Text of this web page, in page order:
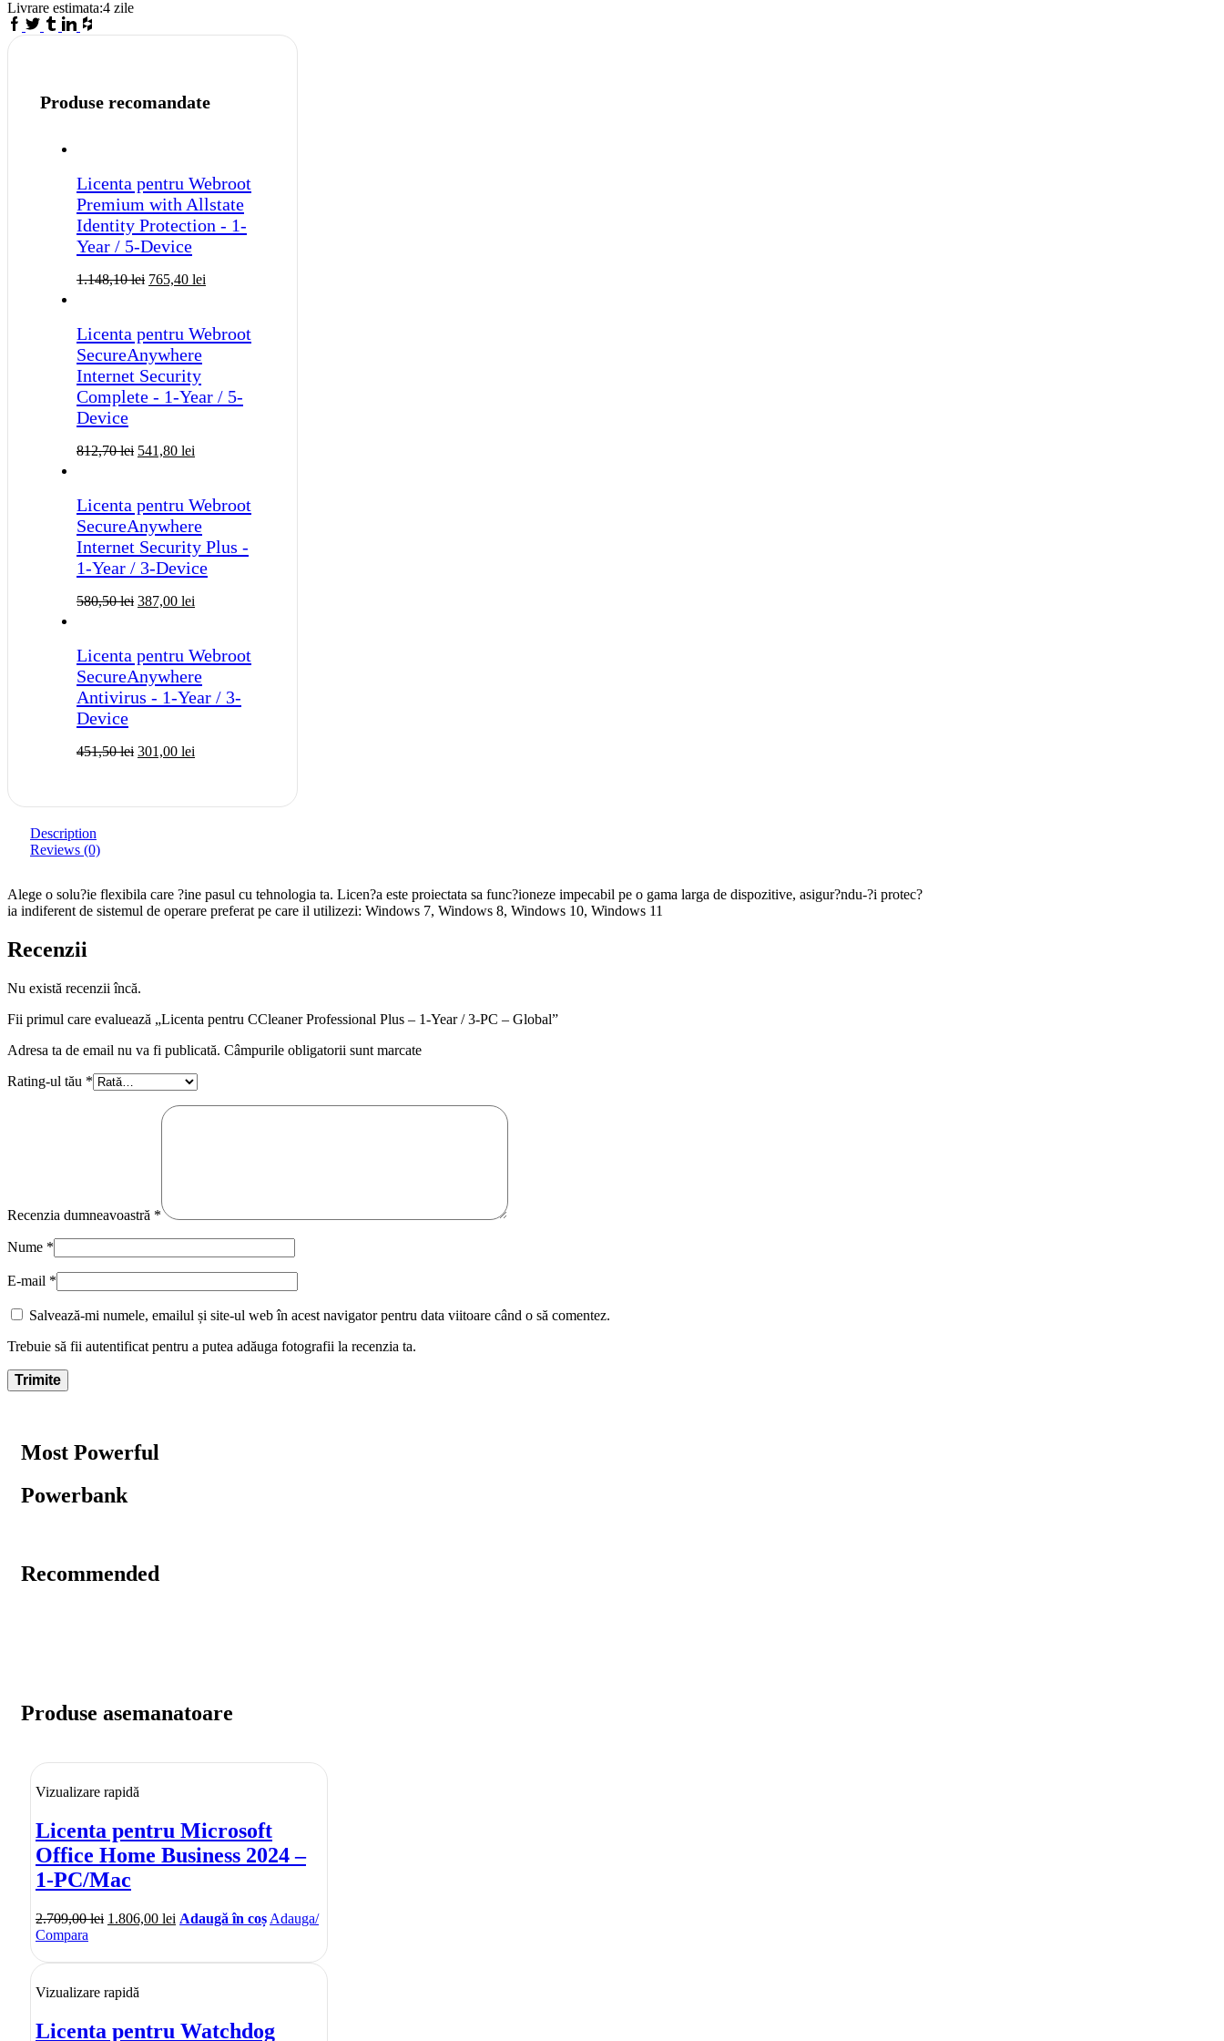
-
1-
quantity
Livrare estimata:4 zile
Facebook
TwitterTumblr
Linkedin
Houzz
Produse recomandate
Licenta pentru Webroot
Premium with Allstate
Identity Protection - 1-
Year / 5-Device
1.148,10lei 765,40 lei
Licenta pentru Webroot
SecureAnywhere
Internet Security
Complete - 1-Year / 5-
Device
812,70lei 541,80 lei
Licenta pentru Webroot
SecureAnywhere
Internet Security Plus -
1-Year / 3-Device
580,50lei 387,00 lei
Licenta pentru Webroot
SecureAnywhere
Antivirus - 1-Year / 3-
Device
451,50lei 301,00 lei
Description
Reviews (0)
Alege o solu?ie flexibila care ?ine pasul cu tehnologia ta. Licen?a este proiectata sa func?ioneze impecabil pe o gama larga de dispozitive, asigur?ndu-?i protec?
ia indiferent de sistemul de operare preferat pe care il utilizezi: Windows 7, Windows 8, Windows 10, Windows 11
Recenzii
Nu există recenzii încă.
Fii primul care evaluează „Licenta pentru CCleaner Professional Plus – 1-Year / 3-PC – Global”
Adresa ta de email nu va fi publicată. Câmpurile obligatorii sunt marcate
Rating-ul tău *
Recenzia dumneavoastră *
Nume *
E-mail *
Salvează-mi numele, emailul și site-ul web în acest navigator pentru data viitoare când o să comentez.
Trebuie să fii autentificat pentru a putea adăuga fotografii la recenzia ta.
Most Powerful
Powerbank
Recommended
Produse asemanatoare
Vizualizare rapidă
Licenta pentru Microsoft
Office Home Business 2024 –
1-PC/Mac
2.709,00lei 1.806,00 lei Adaugă în coș Adauga/
Compara
Vizualizare rapidă
Licenta pentru Watchdog